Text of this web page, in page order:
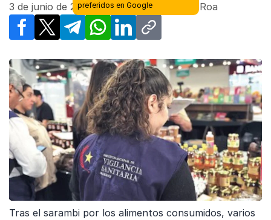
3 de junio de 2026 - 00:03| Por Ariamne Roa
Facebook
X TelegramWhatsApp
LinkedInCopy link
Tras el sarambi por los alimentos consumidos, varios